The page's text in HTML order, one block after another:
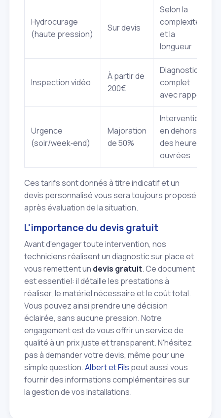
Hydrocurage
(haute pression)
Sur devis
Selon la
complexité
et la
longueur
Inspection vidéo
À partir de
200€
Diagnostic
complet
avec rapport
Urgence
(soir/week‑end)
Majoration
de 50%
Intervention
en dehors
des heures
ouvrées
Ces tarifs sont donnés à titre indicatif et un
devis personnalisé vous sera toujours proposé
après évaluation de la situation.
L'importance du devis gratuit
Avant d'engager toute intervention, nos
techniciens réalisent un diagnostic sur place et
vous remettent un devis gratuit. Ce document
est essentiel: il détaille les prestations à
réaliser, le matériel nécessaire et le coût total.
Vous pouvez ainsi prendre une décision
éclairée, sans aucune pression. Notre
engagement est de vous offrir un service de
qualité à un prix juste et transparent. N'hésitez
pas à demander votre devis, même pour une
simple question.Albert et Fils peut aussi vous
fournir des informations complémentaires sur
la gestion de vos installations.